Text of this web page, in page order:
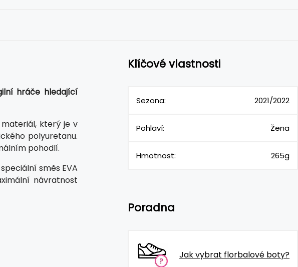
hráče hledající
který je v
polyuretanu.
pohodlí.
směs EVA
návratnost
Klíčové vlastnosti
Sezona: 2021/2022
Pohlaví: Žena
Hmotnost: 265g
Poradna
Jak vybrat florbalové boty?